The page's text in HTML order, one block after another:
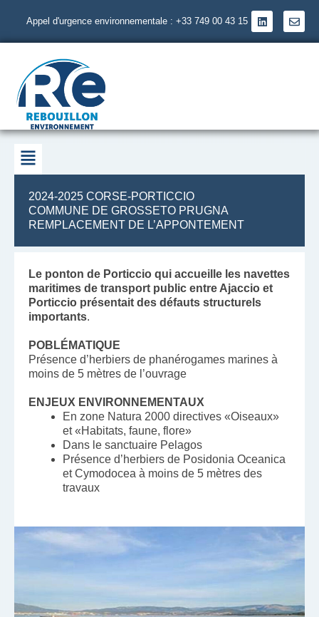
L
i
E
n
Appel d'urgence environnementale : +33 749 00 43 15
Menu
2024-2025 CORSE-PORTICCIO
COMMUNE DE GROSSETO PRUGNA
​​ REMPLACEMENT DE L’APPONTEMENT
Le ponton de Porticcio qui accueille les navettes
maritimes de transport public entre Ajaccio et
Porticcio présentait des défauts structurels
importants.
POBLÉMATIQUE
Présence d’herbiers de phanérogames marines à
moins de 5 mètres de l’ouvrage
ENJEUX ENVIRONNEMENTAUX
En zone Natura 2000 directives «Oiseaux»
et «Habitats, faune, flore»
Dans le sanctuaire Pelagos
Présence d’herbiers de Posidonia Oceanica
et Cymodocea à moins de 5 mètres des
travaux